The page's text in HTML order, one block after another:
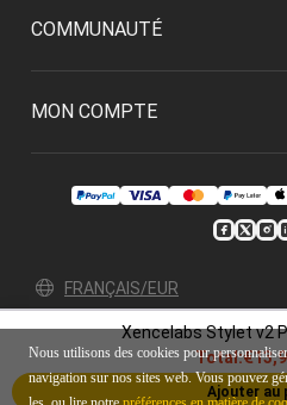
Xencelabs Stylet v2
Total:
Ajouter au
COMMUNAUTÉ
MON COMPTE
FRANÇAIS/EUR
Politique de confidentialité
© 2026 Xencelabs Technologies
Nous utilisons des cookies pour
navigation sur nos sites web. Vous pouvez